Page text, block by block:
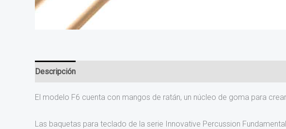
Descripción
El modelo F6 cuenta con mangos de ratán, un núcleo de goma para
Las baquetas para teclado de la serie Innovative Percussion